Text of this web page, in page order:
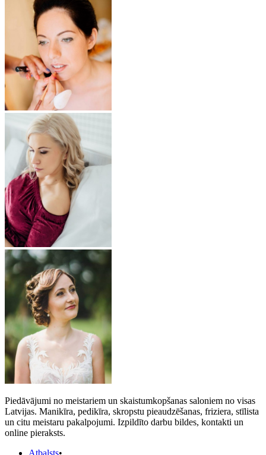
Piedāvājumi no meistariem un skaistumkopšanas saloniem no visas
Latvijas. Manikīra, pedikīra, skropstu pieaudzēšanas, friziera, stīlista
un citu meistaru pakalpojumi. Izpildīto darbu bildes, kontakti un
online pieraksts.
Atbalsts•